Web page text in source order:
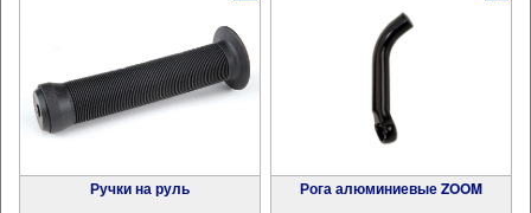
Ручки на руль Рога алюминиевые ZOOM